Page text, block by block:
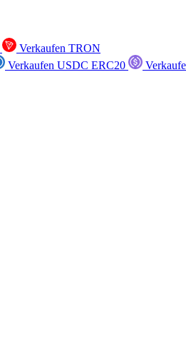
Verkaufen TRON
Verkaufen USDC ERC20